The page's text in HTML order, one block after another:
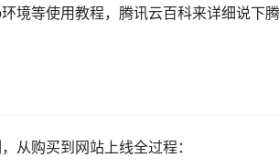
境等使用教程，腾讯云百科来详细说下腾
从购买到网站上线全过程：